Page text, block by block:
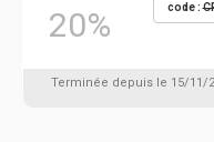
20% code :
Terminée depuis le 15/11/